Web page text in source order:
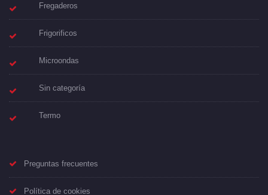
Fregaderos
Frigorificos
Microondas
Sin categoría
Termo
Preguntas frecuentes
Política de cookies